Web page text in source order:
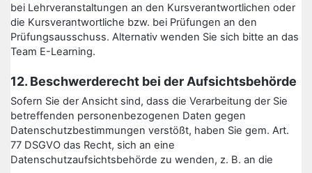
bei Lehrveranstaltungen an den Kursverantwortlichen oder
die Kursverantwortliche bzw. bei Prüfungen an den
Prüfungsausschuss. Alternativ wenden Sie sich bitte an das
Team E-Learning.
12. Beschwerderecht bei der Aufsichtsbehörde
Sofern Sie der Ansicht sind, dass die Verarbeitung der Sie
betreffenden personenbezogenen Daten gegen
Datenschutzbestimmungen verstößt, haben Sie gem. Art.
77 DSGVO das Recht, sich an eine
Datenschutzaufsichtsbehörde zu wenden, z. B. an die